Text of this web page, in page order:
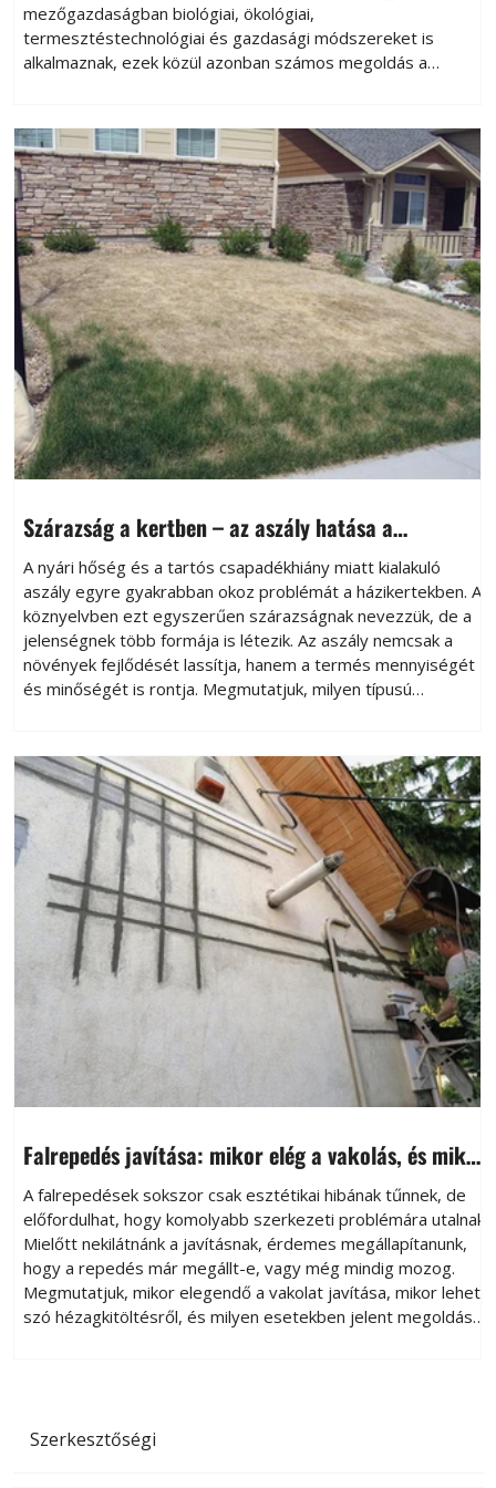
Szerkesztőségi
mezőgazdaságban biológiai, ökológiai,
termesztéstechnológiai és gazdasági módszereket is
alkalmaznak, ezek közül azonban számos megoldás a
Szárazság a kertben – az aszály hatása a
növényekre és a védekezés lehetőségei
A nyári hőség és a tartós csapadékhiány miatt kialakuló
aszály egyre gyakrabban okoz problémát a házikertekben. A
köznyelvben ezt egyszerűen szárazságnak nevezzük, de a
jelenségnek több formája is létezik. Az aszály nemcsak a
növények fejlődését lassítja, hanem a termés mennyiségét
és minőségét is rontja. Megmutatjuk, milyen típusú
a károkat.
Falrepedés javítása: mikor elég a vakolás, és mikor
szükséges falvarrás?
A falrepedések sokszor csak esztétikai hibának tűnnek, de
előfordulhat, hogy komolyabb szerkezeti problémára utalnak.
Mielőtt nekilátnánk a javításnak, érdemes megállapítanunk,
hogy a repedés már megállt-e, vagy még mindig mozog.
Megmutatjuk, mikor elegendő a vakolat javítása, mikor lehet
szó hézagkitöltésről, és milyen esetekben jelent megoldást